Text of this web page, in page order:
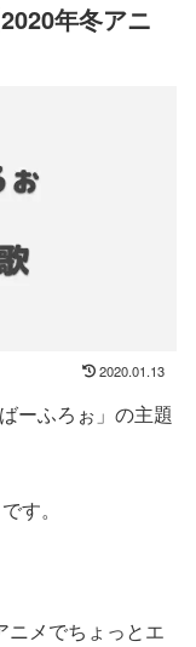
年冬アニ
2020.01.13
ーふろぉ」の主題
す。
ニメでちょっとエ